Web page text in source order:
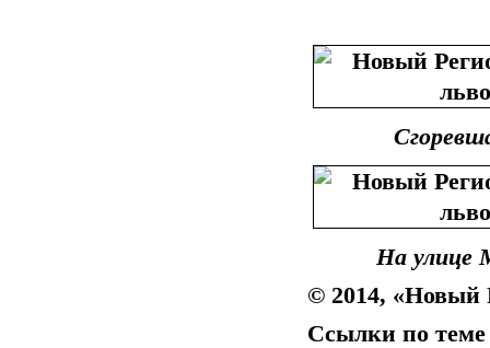
На улице
© 2014, «Новый
Ссылки по теме